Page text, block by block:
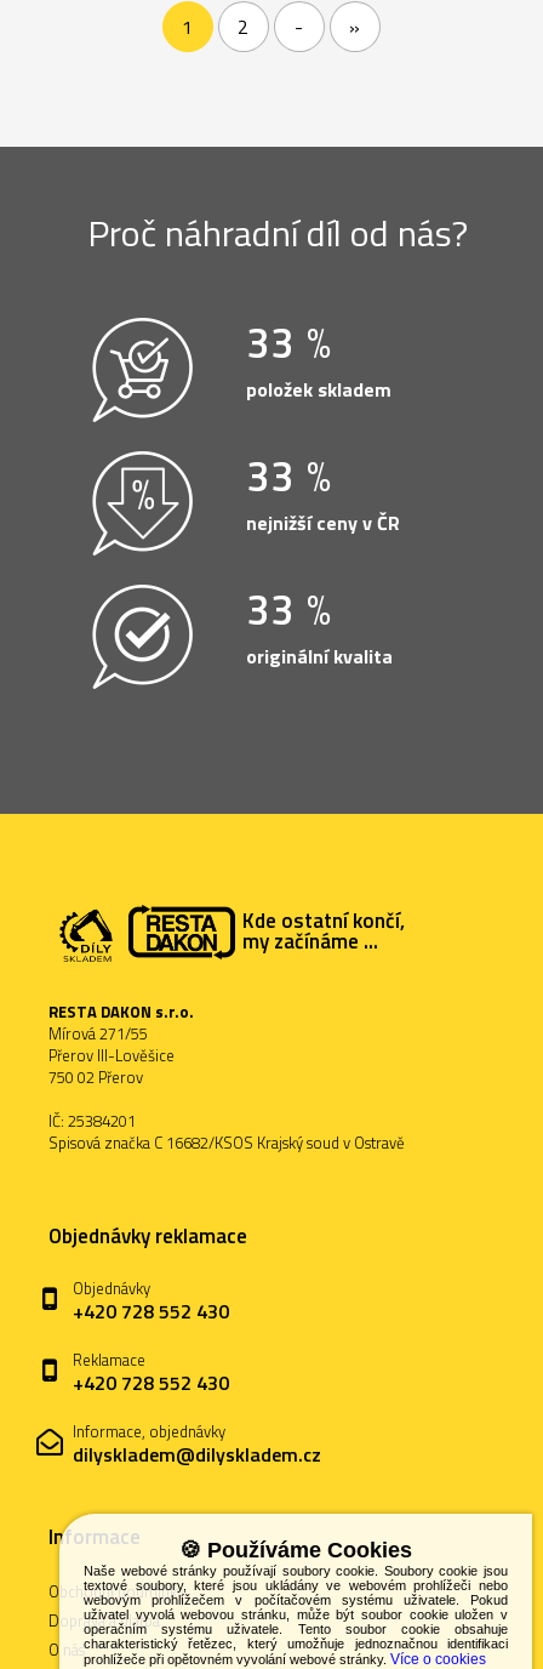
1 2 - »
Proč náhradní díl od nás?
47
položek skladem
47
nejnižší ceny v ČR
47
originální kvalita
Kde ostatní končí,
my začínáme ...
RESTA DAKON s.r.o.
Mírová 271/55
Přerov III-Lověšice
750 02 Přerov
IČ: 25384201
Spisová značka C 16682/KSOS Krajský soud v Ostravě
Objednávky reklamace
Objednávky
+420 728 552 430
Reklamace
+420 728 552 430
Informace, objednávky
dilyskladem@dilyskladem.cz
Informace
Obchodní podmínky
Doprava a platba
O nás
🍪 Používáme Cookies
Naše webové stránky používají soubory cookie. Soubory cookie jsou
textové soubory, které jsou ukládány ve webovém prohlížeči nebo
webovým prohlížečem v počítačovém systému uživatele. Pokud
uživatel vyvolá webovou stránku, může být soubor cookie uložen v
operačním systému uživatele. Tento soubor cookie obsahuje
charakteristický řetězec, který umožňuje jednoznačnou identifikaci
prohlížeče při opětovném vyvolání webové stránky.Více o cookies